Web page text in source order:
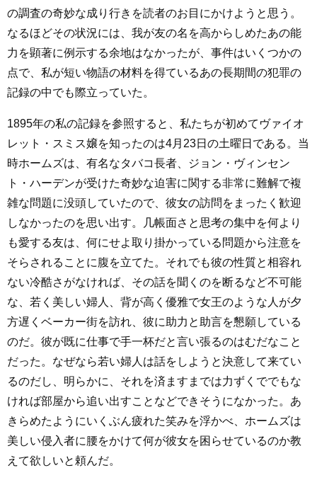
の調査の奇妙な成り行きを読者のお目にかけようと思う。
なるほどその状況には、我が友の名を高からしめたあの能
力を顕著に例示する余地はなかったが、事件はいくつかの
点で、私が短い物語の材料を得ているあの長期間の犯罪の
記録の中でも際立っていた。
1895年の私の記録を参照すると、私たちが初めてヴァイオ
レット・スミス嬢を知ったのは4月23日の土曜日である。当
時ホームズは、有名なタバコ長者、ジョン・ヴィンセン
ト・ハーデンが受けた奇妙な迫害に関する非常に難解で複
雑な問題に没頭していたので、彼女の訪問をまったく歓迎
しなかったのを思い出す。几帳面さと思考の集中を何より
も愛する友は、何にせよ取り掛かっている問題から注意を
そらされることに腹を立てた。それでも彼の性質と相容れ
ない冷酷さがなければ、その話を聞くのを断るなど不可能
な、若く美しい婦人、背が高く優雅で女王のような人が夕
方遅くベーカー街を訪れ、彼に助力と助言を懇願している
のだ。彼が既に仕事で手一杯だと言い張るのはむだなこと
だった。なぜなら若い婦人は話をしようと決意して来てい
るのだし、明らかに、それを済ますまでは力ずくででもな
ければ部屋から追い出すことなどできそうになかった。あ
きらめたようにいくぶん疲れた笑みを浮かべ、ホームズは
美しい侵入者に腰をかけて何が彼女を困らせているのか教
えて欲しいと頼んだ。